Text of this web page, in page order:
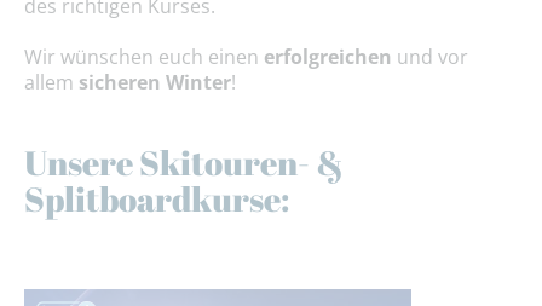
des richtigen Kurses.
Wir wünschen euch einen erfolgreichen und vor
allem sicheren Winter!
Unsere Skitouren- &
Splitboardkurse: